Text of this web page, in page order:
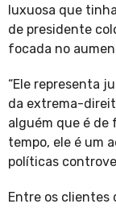
luxuosa que
de presidente
focada no
“Ele representa
da extrema-
alguém que é de
tempo, ele é um
políticas
Entre os clientes